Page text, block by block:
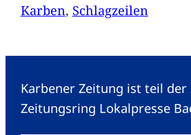
Karben, Schlagzeilen
Karbener Zeitung ist teil der
Zeitungsring Lokalpresse